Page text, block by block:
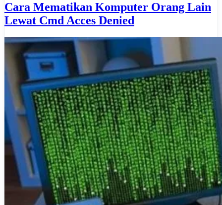
Cara Mematikan Komputer Orang Lain
Lewat Cmd Acces Denied